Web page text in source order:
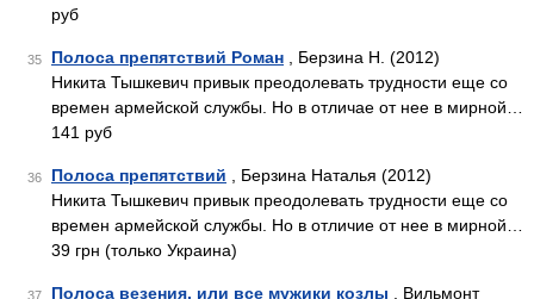
руб
35 Полоса препятствий Роман , Берзина Н. (2012)
Никита Тышкевич привык преодолевать трудности еще со
времен армейской службы. Но в отличае от нее в мирной…
141 руб
36 Полоса препятствий , Берзина Наталья (2012)
Никита Тышкевич привык преодолевать трудности еще со
времен армейской службы. Но в отличие от нее в мирной…
39 грн (только Украина)
37 Полоса везения, или все мужики козлы , Вильмонт